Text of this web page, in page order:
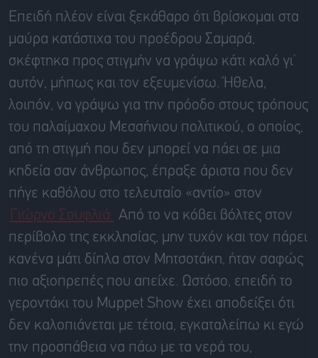
Επειδή πλέον είναι ξεκάθαρο ότι βρίσκομαι στα
μαύρα κατάστιχα του προέδρου Σαμαρά,
σκέφτηκα προς στιγμήν να γράψω κάτι καλό γι’
αυτόν, μήπως και τον εξευμενίσω. Ήθελα,
λοιπόν, να γράψω για την πρόοδο στους τρόπους
του παλαίμαχου Μεσσήνιου πολιτικού, ο οποίος,
από τη στιγμή που δεν μπορεί να πάει σε μια
κηδεία σαν άνθρωπος, έπραξε άριστα που δεν
πήγε καθόλου στο τελευταίο «αντίο» στον
Γιώργο Σουφλιά.
Από το να κόβει βόλτες στον
περίβολο της εκκλησίας, μην τυχόν και τον πάρει
κανένα μάτι δίπλα στον Μητσοτάκη, ήταν σαφώς
πιο αξιοπρεπές που απείχε. Ωστόσο, επειδή το
γεροντάκι του Muppet Show έχει αποδείξει ότι
δεν καλοπιάνεται με τέτοια, εγκαταλείπω κι εγώ
την προσπάθεια να πάω με τα νερά του,